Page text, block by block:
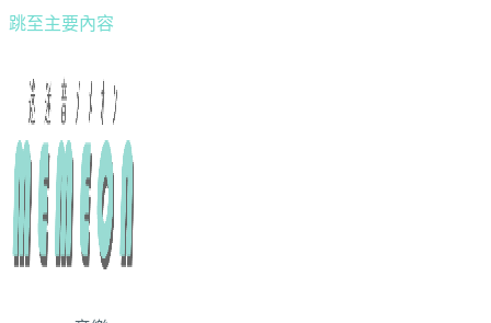
跳至主要內容